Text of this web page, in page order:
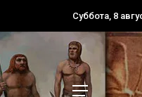
Суббота, 8